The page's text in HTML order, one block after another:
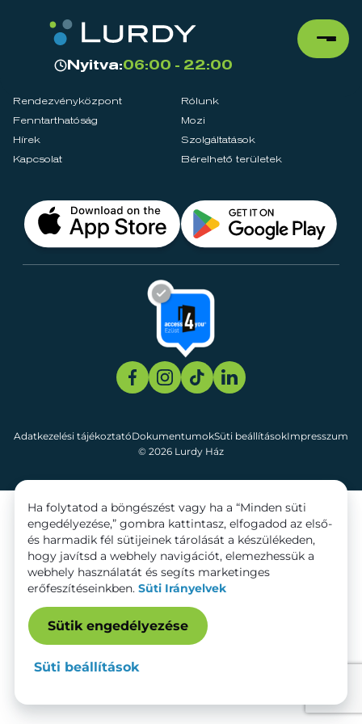
Nyitva:06:00 - 22:00
Rendezvényközpont
Rólunk
Fenntarthatóság
Mozi
Hírek
Szolgáltatások
Kapcsolat
Bérelhető területek
© 2026 Lurdy Ház
Adatkezelési tájékoztatóDokumentumokSüti beállításokImpresszum
Ha folytatod a böngészést vagy ha a “Minden süti
engedélyezése,” gombra kattintasz, elfogadod az első-
és harmadik fél sütijeinek tárolását a készülékeden,
hogy javítsd a webhely navigációt, elemezhessük a
webhely használatát és segíts marketinges
erőfeszítéseinkben. Süti Irányelvek
Sütik engedélyezése
Süti beállítások